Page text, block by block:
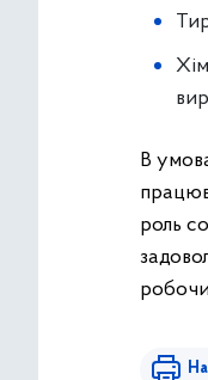
В
роль